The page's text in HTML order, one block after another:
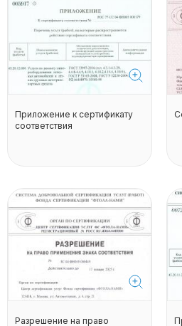
Приложение к сертификату
соответствия
Разрешение на право